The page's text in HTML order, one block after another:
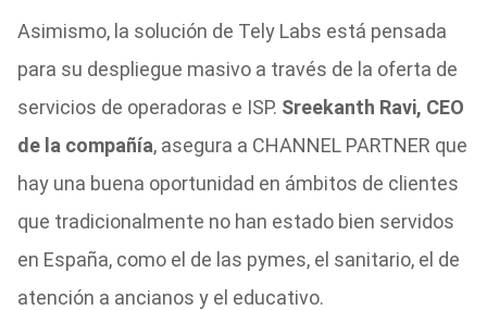
Asimismo, la solución de Tely Labs está pensada
para su despliegue masivo a través de la oferta de
servicios de operadoras e ISP. Sreekanth Ravi, CEO
de la compañía, asegura a CHANNEL PARTNER que
hay una buena oportunidad en ámbitos de clientes
que tradicionalmente no han estado bien servidos
en España, como el de las pymes, el sanitario, el de
atención a ancianos y el educativo.